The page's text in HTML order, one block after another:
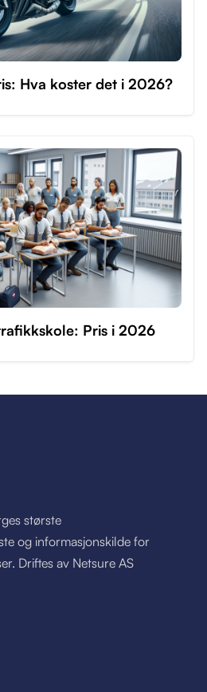
Hva koster det i 2026?
Pris i 2026
største
og informasjonskilde for
Driftes av Netsure AS